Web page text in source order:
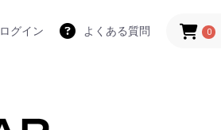
ログイン よくある質問 0